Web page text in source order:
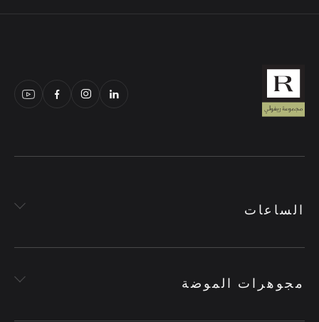
الساعات
مجوهرات الموضة